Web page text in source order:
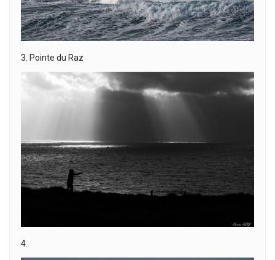
3. Pointe du Raz
4.